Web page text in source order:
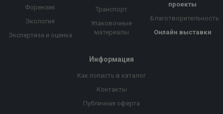
Форензик
Экология
Экспертиза и оценка
Транспорт
Упаковочные
материалы
проекты
Благотворительность
Онлайн выставки
Информация
Как попасть в каталог
Контакты
Публичная оферта